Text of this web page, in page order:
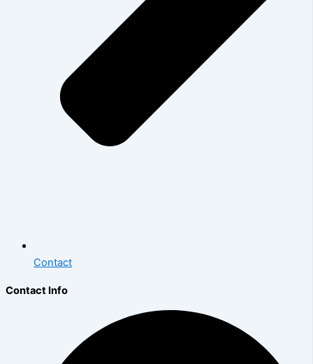
Contact
Contact Info